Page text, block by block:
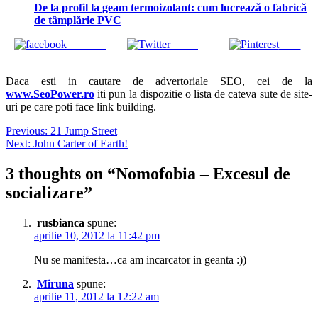
De la profil la geam termoizolant: cum lucrează o fabrică
de tâmplărie PVC
Tweet Save
Daca esti in cautare de advertoriale SEO, cei de la
www.SeoPower.ro iti pun la dispozitie o lista de cateva sute de site-
uri pe care poti face link building.
Navigare
în
articole
Previous: 21 Jump Street
Next: John Carter of Earth!
3 thoughts on “Nomofobia – Excesul de
socializare”
rusbianca spune:
aprilie 10, 2012 la 11:42 pm
Nu se manifesta…ca am incarcator in geanta :))
Miruna spune:
aprilie 11, 2012 la 12:22 am